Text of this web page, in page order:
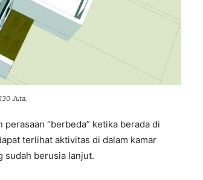
Juta.
“berbeda” ketika berada di
terlihat aktivitas di dalam kamar
sudah berusia lanjut.